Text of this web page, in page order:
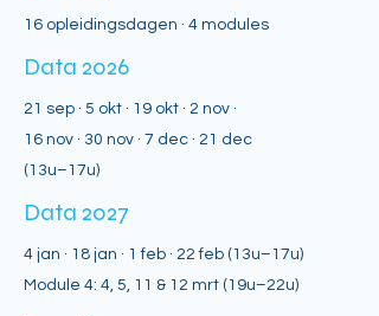
16 opleidingsdagen · 4 modules
Data 2026
21 sep · 5 okt · 19 okt · 2 nov ·
16 nov · 30 nov · 7 dec · 21 dec
(13u–17u)
Data 2027
4 jan · 18 jan · 1 feb · 22 feb (13u–17u)
Module 4: 4, 5, 11 & 12 mrt (19u–22u)